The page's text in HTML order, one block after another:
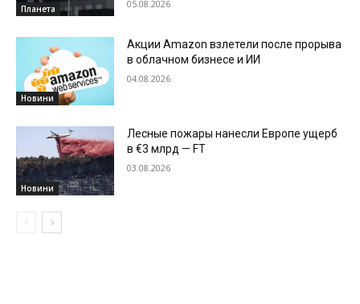
Планета 05.08.2026
Новини
Акции Amazon взлетели после прорыва
в облачном бизнесе и ИИ
04.08.2026
Новини
Лесные пожары нанесли Европе ущерб
в €3 млрд — FT
03.08.2026